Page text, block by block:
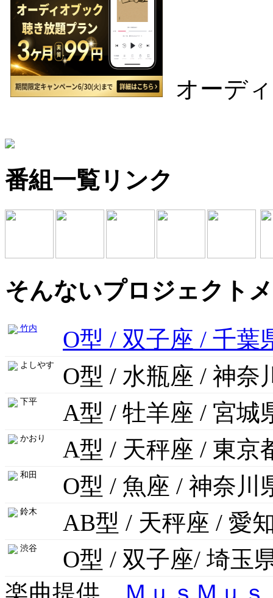
オーデ
番組一覧リンク
そんないプロジェクト
竹内 O型 / 双子座 / 千葉
よしやす O型 / 水瓶座 / 神奈
下平 A型 / 牡羊座 / 宮城
かおり A型 / 天秤座 / 東京
和田 O型 / 魚座 / 神奈川
鈴木 AB型 / 天秤座 / 愛
渋谷
O型 / 双子座/ 埼玉
楽曲提供
ＭｕｓＭｕｓ